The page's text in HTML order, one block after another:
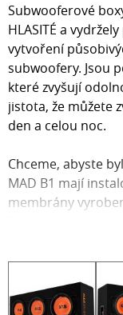
Subwooferové
HLASITÉ a
vytvoření
subwoofery. Jsou
které zvyšují
jistota, že můžete
den a celou noc.
Chceme, abyste
MAD B1 mají
membrány
i při opravdu
přísloví „Bang for
jako u boxů řady
zpracovaný